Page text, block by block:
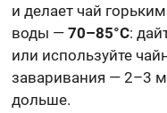
и делает чай
воды —70–85°C:
или используйте
заваривания — 2–3
дольше.